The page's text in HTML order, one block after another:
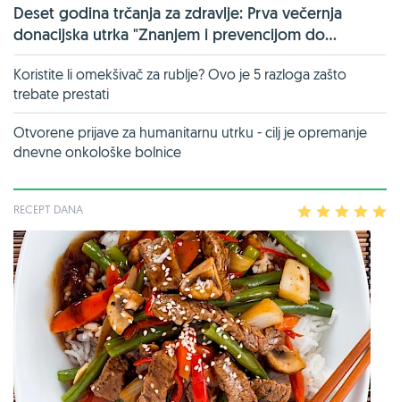
Deset godina trčanja za zdravlje: Prva večernja
donacijska utrka "Znanjem i prevencijom do...
Koristite li omekšivač za rublje? Ovo je 5 razloga zašto
trebate prestati
Otvorene prijave za humanitarnu utrku - cilj je opremanje
dnevne onkološke bolnice
RECEPT DANA 2 3 4